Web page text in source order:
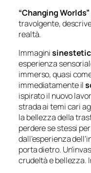
“Changing Worlds”
travolgente,
realtà.
Immagini
esperienza
immerso, quasi
immediatamente il
ispirato il nuovo
strada ai temi cari
la bellezza della
perdere se stessi
dall’esperienza
porta dietro.
crudeltà e bellezza.